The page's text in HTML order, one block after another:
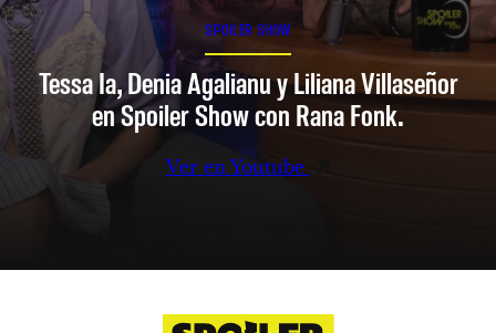
SPOILER SHOW
Tessa Ia, Denia Agalianu y Liliana Villaseñor
en Spoiler Show con Rana Fonk.
Ver en Youtube